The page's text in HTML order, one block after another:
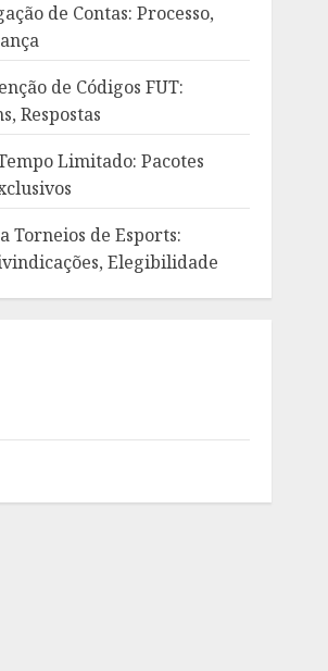
de Contas: Processo,
de Códigos FUT:
Respostas
Limitado: Pacotes
Torneios de Esports:
Elegibilidade